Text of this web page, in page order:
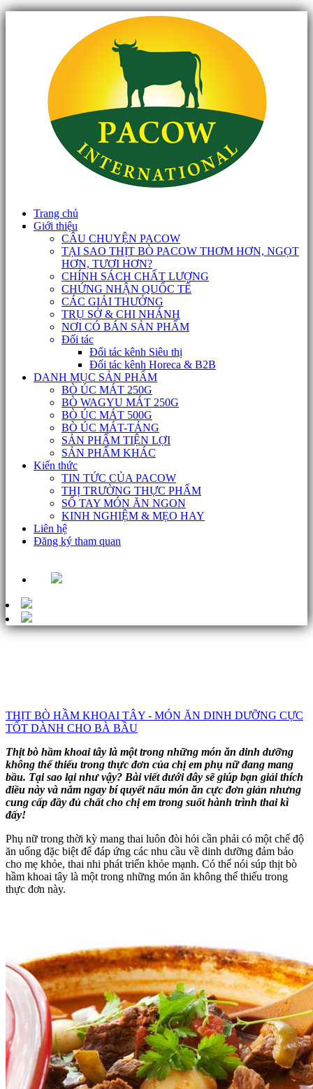
Trang chủ
Giới thiệu
CÂU CHUYỆN PACOW
TẠI SAO THỊT BÒ PACOW THƠM HƠN, NGỌT
HƠN, TƯƠI HƠN?
CHÍNH SÁCH CHẤT LƯỢNG
CHỨNG NHẬN QUỐC TẾ
CÁC GIẢI THƯỞNG
TRỤ SỞ & CHI NHÁNH
NƠI CÓ BÁN SẢN PHẨM
Đối tác
Đối tác kênh Siêu thị
Đối tác kênh Horeca & B2B
DANH MỤC SẢN PHẨM
BÒ ÚC MÁT 250G
BÒ WAGYU MÁT 250G
BÒ ÚC MÁT 500G
BÒ ÚC MÁT-TẢNG
SẢN PHẨM TIỆN LỢI
SẢN PHẨM KHÁC
Kiến thức
TIN TỨC CỦA PACOW
THỊ TRƯỜNG THỰC PHẨM
SỔ TAY MÓN ĂN NGON
KINH NGHIỆM & MẸO HAY
Liên hệ
Đăng ký tham quan
THỊT BÒ HẦM KHOAI TÂY - MÓN ĂN DINH DƯỠNG CỰC
TỐT DÀNH CHO BÀ BẦU
Thịt bò hầm khoai tây là một trong những món ăn dinh dưỡng
không thể thiếu trong thực đơn của chị em phụ nữ đang mang
bầu. Tại sao lại như vậy? Bài viết dưới đây sẽ giúp bạn giải thích
điều này và nắm ngay bí quyết nấu món ăn cực đơn giản nhưng
cung cấp đầy đủ chất cho chị em trong suốt hành trình thai kì
đấy!
Phụ nữ trong thời kỳ mang thai luôn đòi hỏi cần phải có một chế độ
ăn uống đặc biệt để đáp ứng các nhu cầu về dinh dưỡng đảm bảo
cho mẹ khỏe, thai nhi phát triển khỏe mạnh. Có thể nói súp thịt bò
hầm khoai tây là một trong những món ăn không thể thiếu trong
thực đơn này.